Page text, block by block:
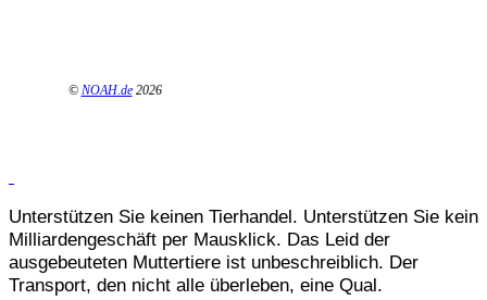
© NOAH.de 2026
Unterstützen Sie keinen Tierhandel. Unterstützen Sie kein
Milliardengeschäft per Mausklick. Das Leid der
ausgebeuteten Muttertiere ist unbeschreiblich. Der
Transport, den nicht alle überleben, eine Qual.